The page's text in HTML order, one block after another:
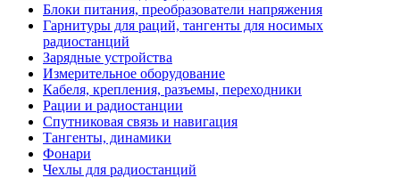
Блоки питания, преобразователи напряжения
Гарнитуры для раций, тангенты для носимых
радиостанций
Зарядные устройства
Измерительное оборудование
Кабеля, крепления, разъемы, переходники
Рации и радиостанции
Спутниковая связь и навигация
Тангенты, динамики
Фонари
Чехлы для радиостанций